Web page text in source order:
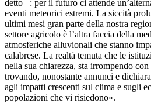
detto –: per il futuro ci attende
eventi meteorici estremi. La siccità
ultimi mesi gran parte della nostra
settore agricolo è l’altra faccia della
atmosferiche alluvionali che stanno
calabrese. La realtà temuta che le
nella sua chiarezza, sta irrompendo
trovando, nonostante annunci e
agli impatti crescenti sul clima e sugli
popolazioni che vi risiedono».